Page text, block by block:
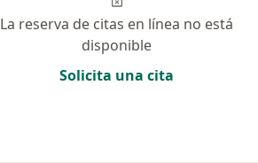
La reserva de citas en línea no está
disponible
Solicita una cita